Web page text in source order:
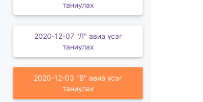
таниулах
2020-12-07 "Л" авиа үсэг
таниулах
2020-12-03 "В" авиа үсэг
таниулах